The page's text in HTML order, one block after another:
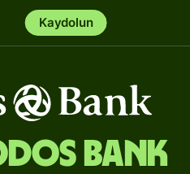
Kaydolun
Bank